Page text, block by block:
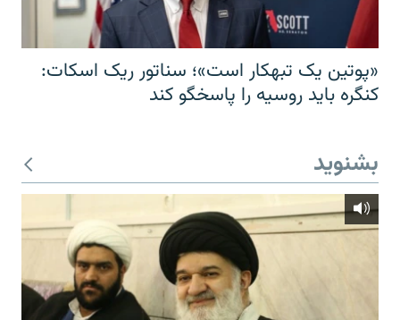
«پوتین یک تبهکار است»؛ سناتور ریک اسکات:
کنگره باید روسیه را پاسخگو کند
بشنوید